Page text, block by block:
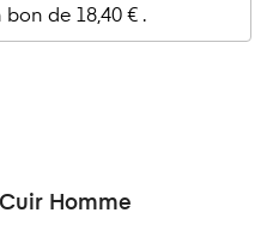
bon de 18,40 € .
Homme